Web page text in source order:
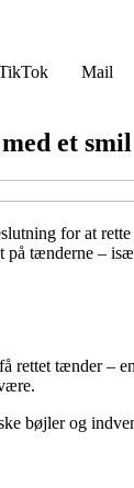
Mail
et smil
for at
tænderne –
tænder –
bøjler og